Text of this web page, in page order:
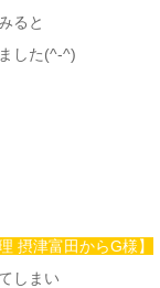
ると
した(^-^)
摂津富田からG様】
しまい